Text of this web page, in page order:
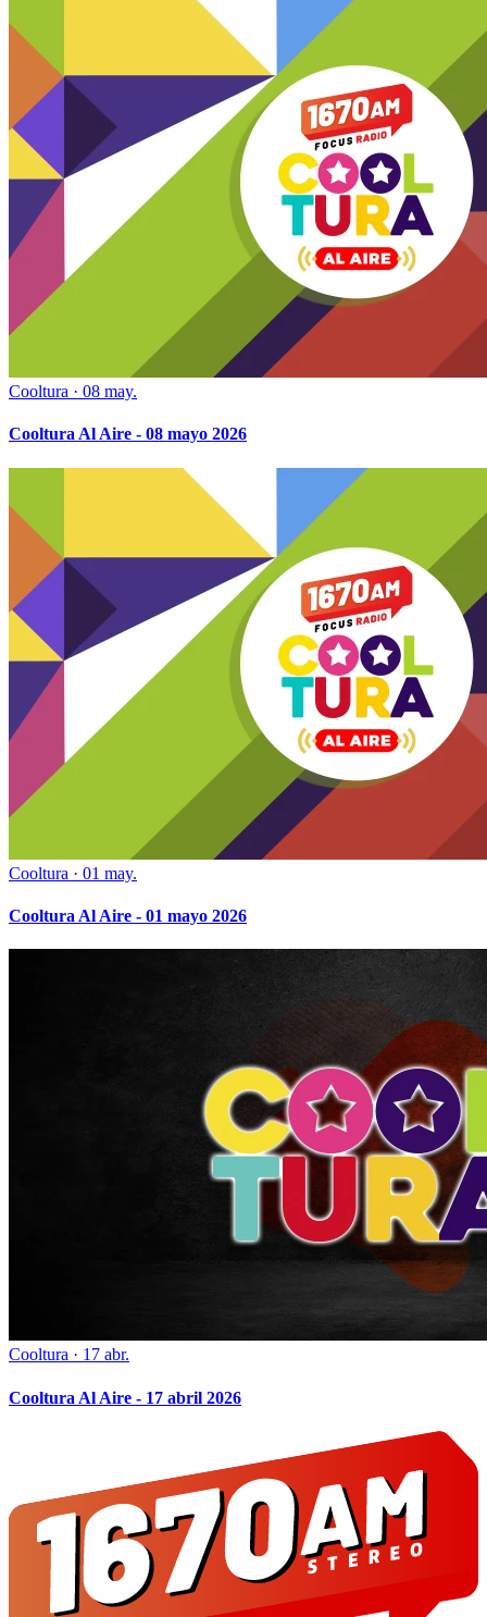
Cooltura · 08 may.
Cooltura Al Aire - 08 mayo 2026
Cooltura · 01 may.
Cooltura Al Aire - 01 mayo 2026
Cooltura · 17 abr.
Cooltura Al Aire - 17 abril 2026